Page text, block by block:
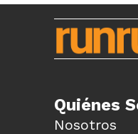
Quiénes
Nosotros